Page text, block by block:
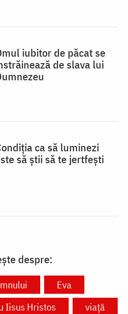
iubitor de păcat se
de slava lui
ca să luminezi
să știi să te jertfești
despre:
Eva
Iisus Hristos
viață